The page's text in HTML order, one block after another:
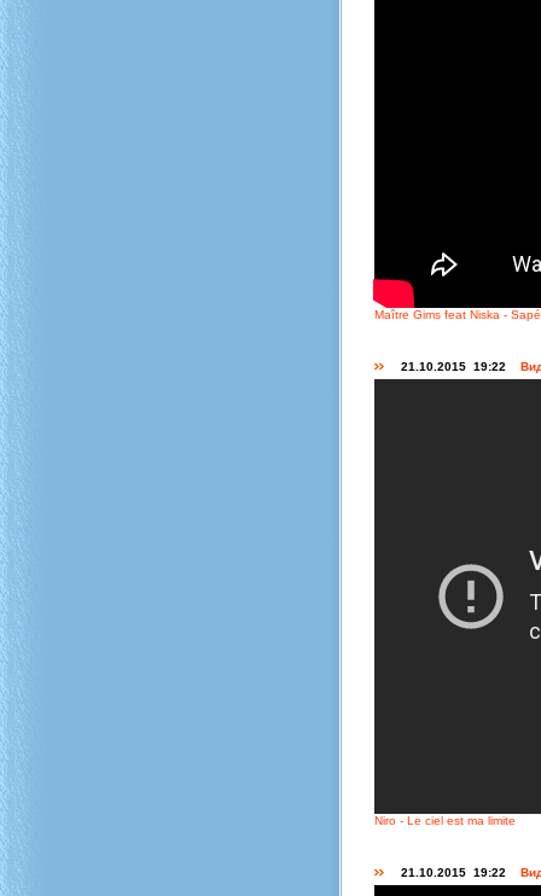
Maître Gims feat Niska -
21.10.2015 19:22
Niro - Le ciel est ma limite
21.10.2015 19:22